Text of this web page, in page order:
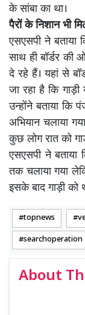
के सांबा का था।
पैरों के निशान भी
एसएसपी ने बताया
साथ ही बॉर्डर की
दे रहे हैं। यहां से
जा रहा है कि
उन्होंने बताया
अभियान चलाया
कुछ लोग रात को
एसएसपी ने बताया
तक चलाया गया
इसके बाद गाड़ी को
topnews
searchoperation
About